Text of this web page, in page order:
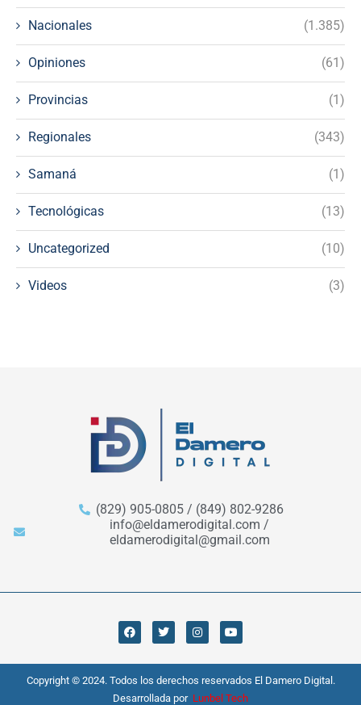
Nacionales (1.385)
Opiniones (61)
Provincias (1)
Regionales (343)
Samaná (1)
Tecnológicas (13)
Uncategorized (10)
Videos (3)
(829) 905-0805 / (849) 802-9286
info@eldamerodigital.com /
eldamerodigital@gmail.com
Copyright © 2024. Todos los derechos reservados El Damero Digital.
Desarrollada por Lunbel Tech